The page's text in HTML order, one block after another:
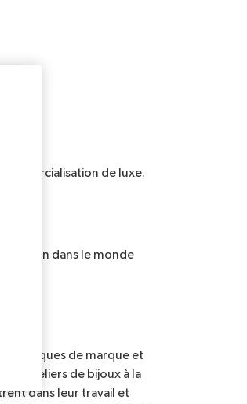
de luxe.
dans le monde
techniques de marque et
ateliers de bijoux à la
dans leur travail et